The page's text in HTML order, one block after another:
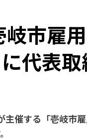
市雇
代表
催する「壱岐市